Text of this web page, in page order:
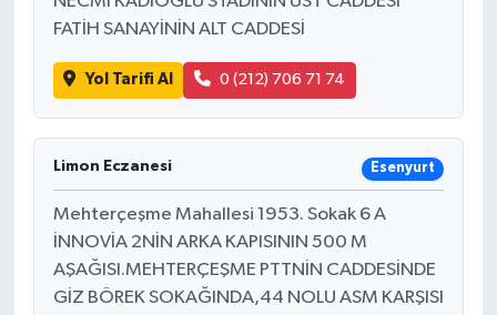
FATİH SANAYİNİN ALT CADDESİ
Yol Tarifi Al 0 (212) 706 71 74
Limon Eczanesi Esenyurt
Mehterçeşme Mahallesi 1953. Sokak 6 A
İNNOVİA 2NİN ARKA KAPISININ 500 M
AŞAĞISI.MEHTERÇEŞME PTTNİN CADDESİNDE
GİZ BÖREK SOKAĞINDA,44 NOLU ASM KARŞISI